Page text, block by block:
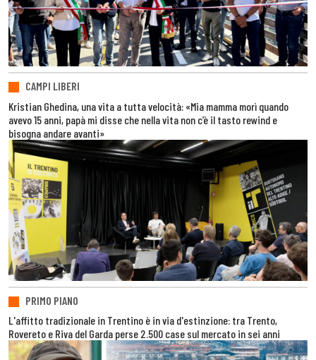
CAMPI LIBERI
Kristian Ghedina, una vita a tutta velocità: «Mia mamma morì quando
avevo 15 anni, papà mi disse che nella vita non c’è il tasto rewind e
bisogna andare avanti»
PRIMO PIANO
L'affitto tradizionale in Trentino è in via d'estinzione: tra Trento,
Rovereto e Riva del Garda perse 2.500 case sul mercato in sei anni